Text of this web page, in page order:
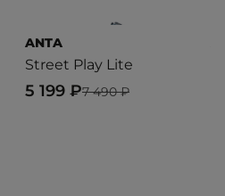
ANTA
Street Play Lite
7 490 ₽
5 199 ₽